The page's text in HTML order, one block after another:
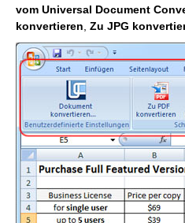
vom Universal Document
konvertieren Zu JPG